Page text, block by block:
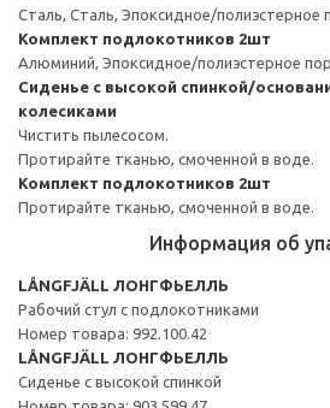
Сталь, Сталь, Эпоксидное/
Комплект подлокотников 2шт
Алюминий, Эпоксидное/полиэстерное
Сиденье с высокой спинкой/
колесиками
Чистить пылесосом.
Протирайте тканью, смоченной в воде.
Комплект подлокотников 2шт
Протирайте тканью, смоченной в воде.
Информация об
LÅNGFJÄLL ЛОНГФЬЕЛЛЬ
Рабочий стул с подлокотниками
Номер товара: 992.100.42
LÅNGFJÄLL ЛОНГФЬЕЛЛЬ
Сиденье с высокой спинкой